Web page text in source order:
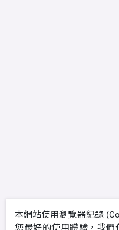
本網站使用瀏覽器紀錄
您最好的使用體驗，我們